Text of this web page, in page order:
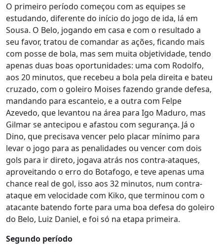
O primeiro período começou com as equipes se
estudando, diferente do início do jogo de ida, lá em
Sousa. O Belo, jogando em casa e com o resultado a
seu favor, tratou de comandar as ações, ficando mais
com posse de bola, mas sem muita objetividade, tendo
apenas duas boas oportunidades: uma com Rodolfo,
aos 20 minutos, que recebeu a bola pela direita e bateu
cruzado, com o goleiro Moises fazendo grande defesa,
mandando para escanteio, e a outra com Felpe
Azevedo, que levantou na área para Igo Maduro, mas
Gilmar se antecipou e afastou com segurança. Já o
Dino, que precisava vencer pelo placar mínimo para
levar o jogo para as penalidades ou vencer com dois
gols para ir direto, jogava atrás nos contra-ataques,
aproveitando o erro do Botafogo, e teve apenas uma
chance real de gol, isso aos 32 minutos, num contra-
ataque em velocidade com Kiko, que terminou com o
atacante batendo forte para uma boa defesa do goleiro
do Belo, Luiz Daniel, e foi só na etapa primeira.
Segundo período